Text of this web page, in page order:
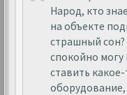
Народ, кто
на объекте
страшный
спокойно могу
ставить